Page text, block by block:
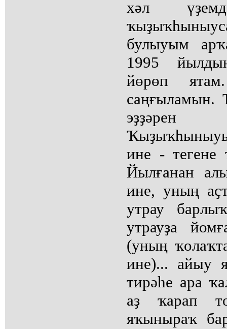
хәл
булыуым
1995
йөрөп
саңғыламын.
эҙҙәрен
ине - тегене
Йылғанан
ине, уның
утрау
утрауҙа
(уның
ине)... айыу
тирәһе ара
аҙ ҡарап
яҡыныраҡ